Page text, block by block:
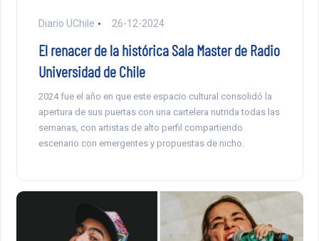
Diario UChile 26-12-2024
El renacer de la histórica Sala Master de Radio
Universidad de Chile
2024 fue el año en que este espacio cultural consolidó la
apertura de sus puertas con una cartelera nutrida todas las
semanas, con artistas de alto perfil compartiendo
escenario con emergentes y propuestas de nicho.